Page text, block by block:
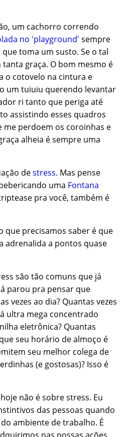
um cachorro correndo
no 'playground' sempre
toma um susto. Se o tal
graça. O bom mesmo é
o cotovelo na cintura e
um tuiuiu querendo levantar
ri tanto que periga até
assistindo esses quadros
me perdoem os coroinhas e
alheia é sempre uma
destress. Mas pense
uma Fontana
pra você, também é
que precisamos saber é que
adrenalida a pontos quase
são tão comuns que já
parou pra pensar que
vezes ao dia? Quantas vezes
ultra mega concentrado
eletrônica? Quantas
seu horário de almoço é
seu melhor colega de
(e gostosas)? Isso é
não é sobre stress. Eu
das pessoas quando
ambiente de trabalho. É